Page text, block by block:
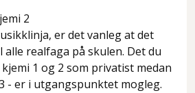
2
er det vanleg at det
alle realfaga på skulen. Det du
1 og 2 som privatist medan
- er i utgangspunktet mogleg.